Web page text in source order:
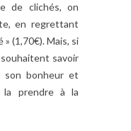
de clichés, on
en regrettant
» (1,70€). Mais, si
savoir
son bonheur et
la prendre à la